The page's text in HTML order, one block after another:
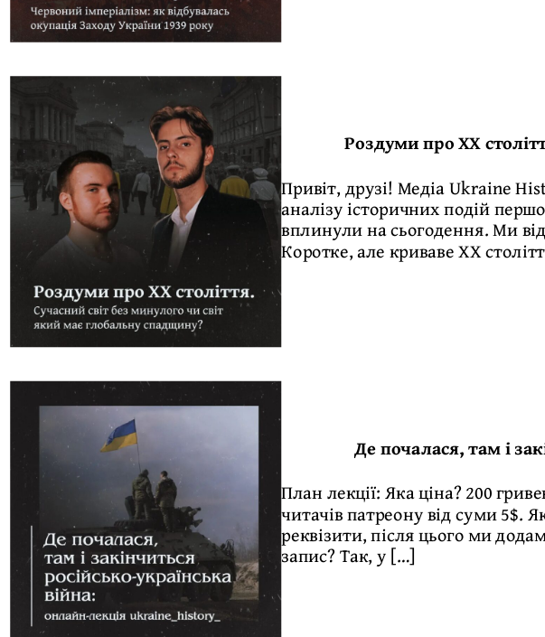
Роздуми про ХХ
Привіт, друзі! Медіа Ukraine
аналізу історичних подій
вплинули на сьогодення. Ми
Коротке, але криваве ХХ
Де почалася, там і
План лекції: Яка ціна? 200
читачів патреону від суми 5$.
реквізити, після цього ми
запис? Так, у […]